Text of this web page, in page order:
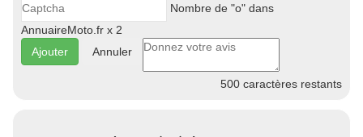
Nombre de "o" dans
AnnuaireMoto.fr x 2
Annuler
500 caractères restants